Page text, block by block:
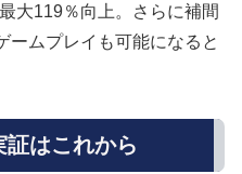
大119％向上。さらに補間
ームプレイも可能になると
はこれから